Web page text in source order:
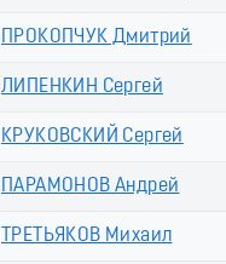
ПРОКОПЧУК Дмитрий
ЛИПЕНКИН Сергей
КРУКОВСКИЙ Сергей
ПАРАМОНОВ Андрей
ТРЕТЬЯКОВ Михаил